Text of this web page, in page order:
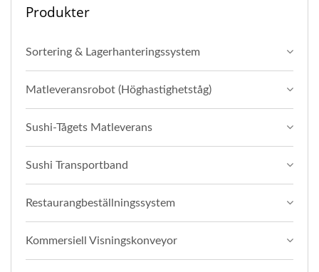
Produkter
Sortering & Lagerhanteringssystem
Matleveransrobot (Höghastighetståg)
Sushi-Tågets Matleverans
Sushi Transportband
Restaurangbeställningssystem
Kommersiell Visningskonveyor